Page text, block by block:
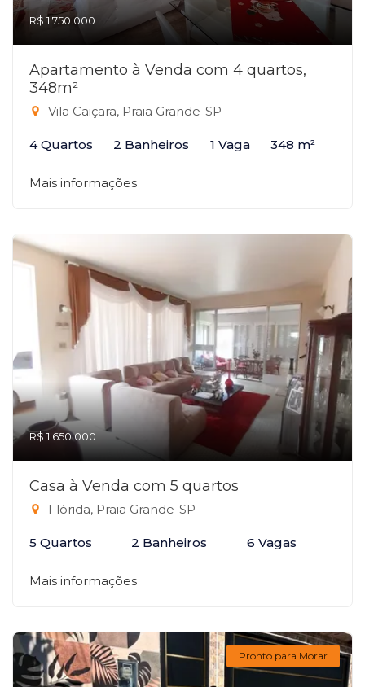
R$ 1.750.000
Apartamento à Venda com 4 quartos,
348m²
Vila Caiçara, Praia Grande-SP
4 Quartos 2 Banheiros 1 Vaga 348 m²
Mais informações
R$ 1.650.000
Casa à Venda com 5 quartos
Flórida, Praia Grande-SP
5 Quartos 2 Banheiros 6 Vagas
Mais informações
Pronto para Morar